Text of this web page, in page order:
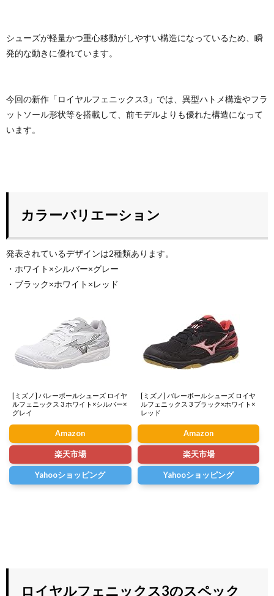
シューズが軽量かつ重心移動がしやすい構造になっているため、瞬
発的な動きに優れています。
今回の新作「ロイヤルフェニックス3」では、異型ハトメ構造やフラ
ットソール形状等を搭載して、前モデルよりも優れた構造になって
います。
カラーバリエーション
発表されているデザインは2種類あります。
・ホワイト×シルバー×グレー
・ブラック×ホワイト×レッド
[ミズノ] バレーボールシューズ ロイヤ
ルフェニックス 3 ホワイト×シルバー×
グレイ
Amazon
楽天市場
Yahooショッピング
[ミズノ] バレーボールシューズ ロイヤ
ルフェニックス 3 ブラック×ホワイト×
レッド
Amazon
楽天市場
Yahooショッピング
ロイヤルフェニックス3のスペック